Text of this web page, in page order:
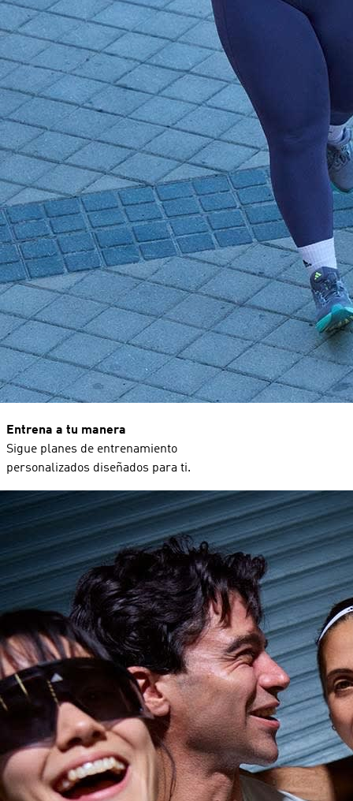
Entrena a tu manera
Sigue planes de entrenamiento
personalizados diseñados para ti.